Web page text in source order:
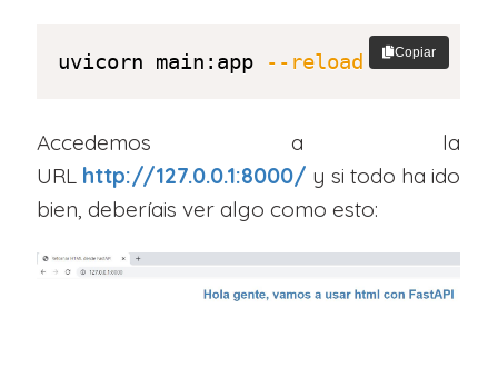
uvicorn main:app --reload Copiar
Accedemos a la
URL http://127.0.0.1:8000/ y si todo ha ido
bien, deberíais ver algo como esto: